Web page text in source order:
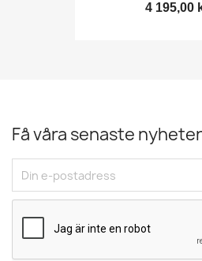
4 195,00
Få våra senaste